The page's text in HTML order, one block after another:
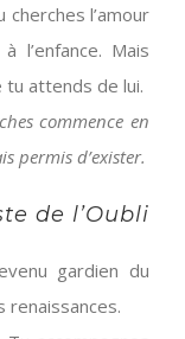
cherches l’amour
l’enfance. Mais
tu attends de lui.
commence en
permis d’exister.
de l’Oubli
gardien du